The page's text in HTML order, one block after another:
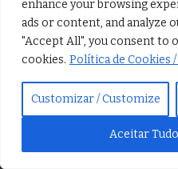
enhance your browsing
ads or content, and analyze
"Accept All", you consent to
cookies. Política de Cookies
Customizar / Customize
Aceitar
CONHECIMENTOS